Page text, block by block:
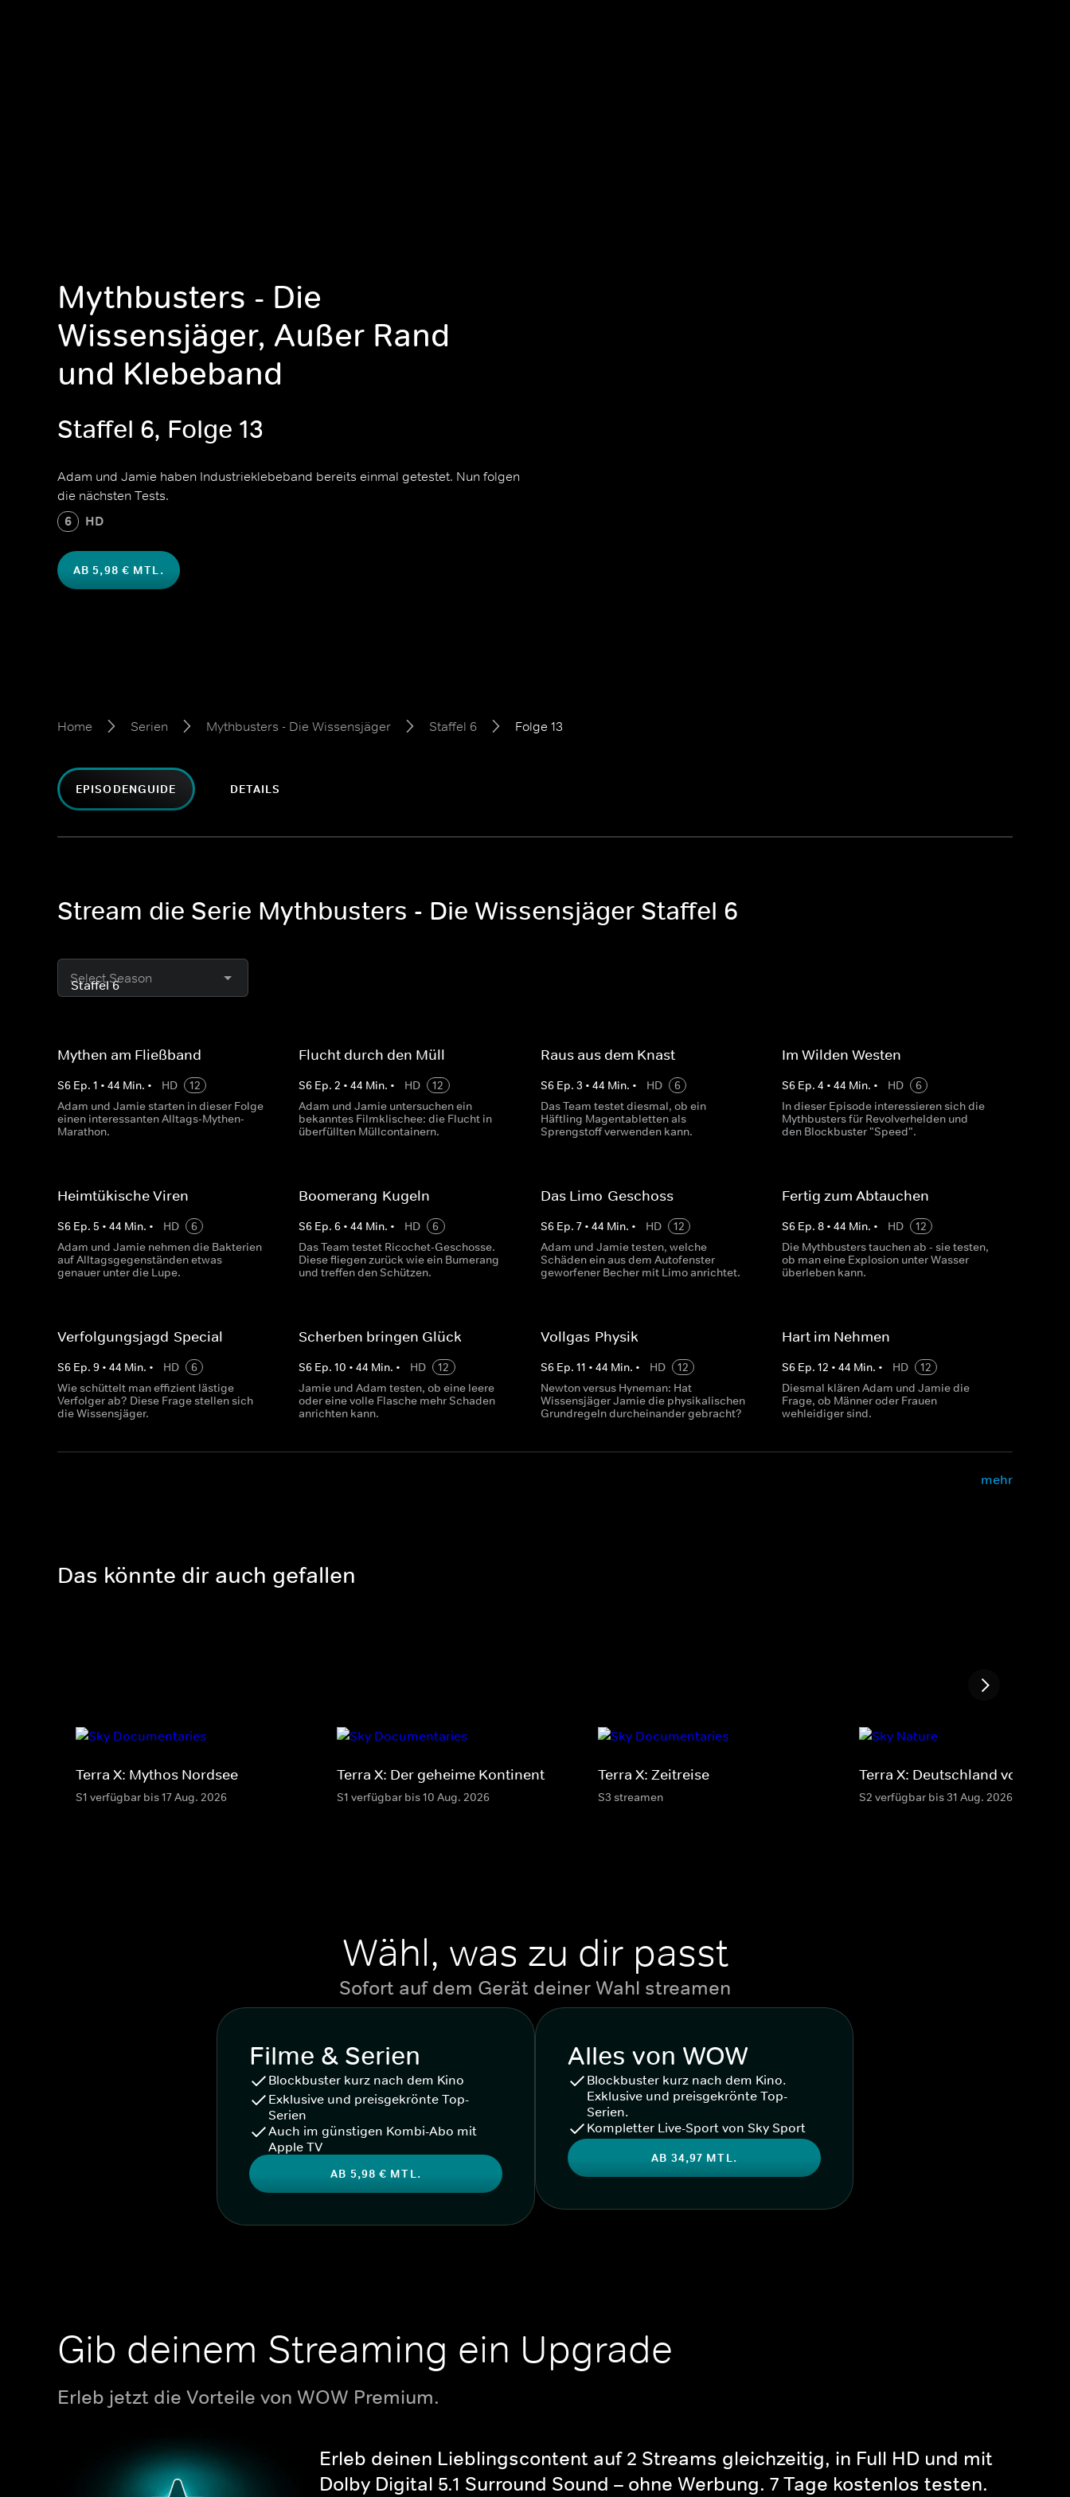
Mythbusters - Die
Wissensjäger, Außer Rand
und Klebeband
Staffel 6, Folge 13
Adam und Jamie haben Industrieklebeband bereits einmal getestet. Nun folgen
die nächsten Tests.
6 HD
AB 5,98 € MTL.
Home Serien Mythbusters - Die Wissensjäger Staffel 6 Folge 13
EPISODENGUIDE DETAILS
Stream die Serie Mythbusters - Die Wissensjäger Staffel 6
Select Season
Mythen am Fließband
S6 Ep. 1 • 44 Min. • HD
12
Adam und Jamie starten in dieser Folge
einen interessanten Alltags-Mythen-
Marathon.
Flucht durch den Müll
S6 Ep.2 •44 Min. • HD
12
Adam und Jamie untersuchen ein
bekanntes Filmklischee: die Flucht in
überfüllten Müllcontainern.
Raus aus dem Knast
S6 Ep. 3 • 44 Min. • HD
6
Das Team testet diesmal, ob ein
Häftling Magentabletten als
Sprengstoff verwenden kann.
Im Wilden Westen
S6 Ep. 4 • 44 Min. • HD
6
In dieser Episode interessieren sich die
Mythbusters für Revolverhelden und
den Blockbuster "Speed".
Heimtükische Viren
S6 Ep. 5 • 44 Min. • HD
6
Adam und Jamie nehmen die Bakterien
auf Alltagsgegenständen etwas
genauer unter die Lupe.
Boomerang-Kugeln
S6 Ep.6 •44 Min. • HD
6
Das Team testet Ricochet-Geschosse.
Diese fliegen zurück wie ein Bumerang
und treffen den Schützen.
Das Limo-Geschoss
S6 Ep. 7• 44 Min. • HD
12
Adam und Jamie testen, welche
Schäden ein aus dem Autofenster
geworfener Becher mit Limo anrichtet.
Fertig zum Abtauchen
S6 Ep. 8• 44 Min. • HD
12
Die Mythbusters tauchen ab - sie testen,
ob man eine Explosion unter Wasser
überleben kann.
Verfolgungsjagd-Special
S6 Ep. 9 • 44 Min. • HD
6
Wie schüttelt man effizient lästige
Verfolger ab? Diese Frage stellen sich
die Wissensjäger.
Scherben bringen Glück
S6 Ep.10 •44 Min. • HD
12
Jamie und Adam testen, ob eine leere
oder eine volle Flasche mehr Schaden
anrichten kann.
Vollgas-Physik
S6 Ep. 11 • 44 Min. • HD
12
Newton versus Hyneman: Hat
Wissensjäger Jamie die physikalischen
Grundregeln durcheinander gebracht?
Hart im Nehmen
S6 Ep. 12 • 44 Min. • HD
12
Diesmal klären Adam und Jamie die
Frage, ob Männer oder Frauen
wehleidiger sind.
mehr
Das könnte dir auch gefallen
Terra X: Mythos Nordsee
S1 verfügbar bis 17 Aug. 2026
Terra X: Der geheime Kontinent
S1 verfügbar bis 10 Aug. 2026
Terra X: Zeitreise
S3 streamen
Terra X: Deutschland von oben
S2 verfügbar bis 31 Aug. 2026
Wähl, was zu dir passt
Sofort auf dem Gerät deiner Wahl streamen
Filme & Serien
Blockbuster kurz nach dem Kino
Exklusive und preisgekrönte Top-
Serien
Auch im günstigen Kombi-Abo mit
Apple TV
AB 5,98 € MTL.
Alles von WOW
Blockbuster kurz nach dem Kino.
Exklusive und preisgekrönte Top-
Serien.
Kompletter Live-Sport von Sky Sport
AB 34,97 MTL.
Gib deinem Streaming ein Upgrade
Erleb jetzt die Vorteile von WOW Premium.
Erleb deinen Lieblingscontent auf 2 Streams gleichzeitig, in Full HD und mit
Dolby Digital 5.1 Surround Sound – ohne Werbung. 7 Tage kostenlos testen.